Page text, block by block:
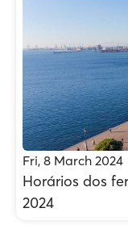
Fri, 8 March 2024
Horários dos
2024